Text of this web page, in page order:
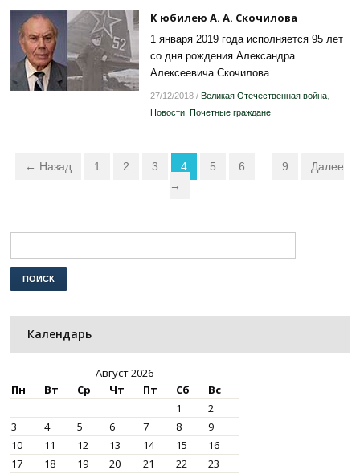
К юбилею А. А. Скочилова
1 января 2019 года исполняется 95 лет
со дня рождения Александра
Алексеевича Скочилова
27/12/2018/ Великая Отечественная война,
Новости, Почетные граждане
← Назад 1 2 3 4 5 6 9
Далее
→
Календарь
Август 2026
Пн
Вт Ср Чт Пт Сб
Вс
1
2
3
4 5 6 7 8
9
10
11 12 13 14 15
16
17
18 19 20 21 22
23